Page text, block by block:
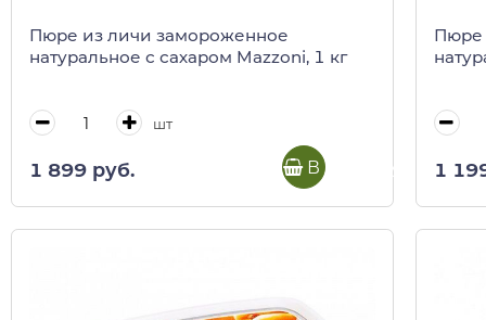
Пюре из личи замороженное
натуральное с сахаром Mazzoni, 1 кг
шт
1 899 руб. В корзину
Пюре
1